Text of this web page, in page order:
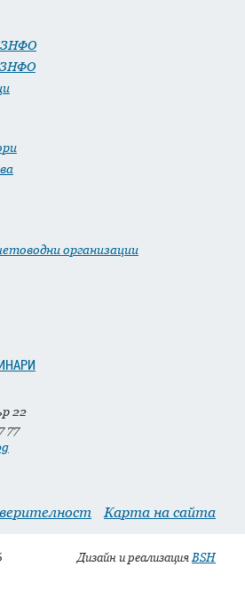
ЗНФО
ЗНФО
организации
22
77
Карта на сайта
Дизайн и реализацияBSH